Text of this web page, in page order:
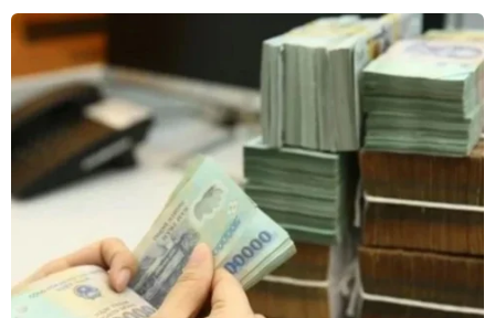
tạo lớn nhất thế giới"
27/03/2017 23:00
Các nhà khoa học Đức vừa khởi động "Mặt Trời nhân
tạo lớn nhất thế giới" với hy vọng nguồn ánh sáng
cường độ cao này có thể được sử dụng để tạo ra nhiên
liệu hydro thân thiện với môi trường.